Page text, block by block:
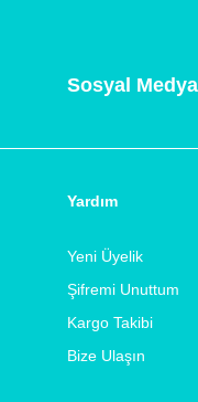
Sosyal
Yardım
Yeni Üyelik
Şifremi Unuttum
Kargo Takibi
Bize Ulaşın